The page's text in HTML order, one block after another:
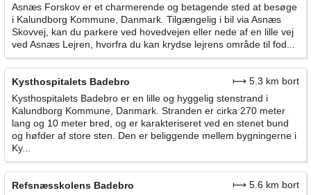
Asnæs Forskov er et charmerende og betagende sted at besøge
i Kalundborg Kommune, Danmark. Tilgængelig i bil via Asnæs
Skovvej, kan du parkere ved hovedvejen eller nede af en lille vej
ved Asnæs Lejren, hvorfra du kan krydse lejrens område til fod...
Kysthospitalets Badebro
⟼ 5.3 km bort
Kysthospitalets Badebro er en lille og hyggelig stenstrand i
Kalundborg Kommune, Danmark. Stranden er cirka 270 meter
lang og 10 meter bred, og er karakteriseret ved en stenet bund
og høfder af store sten. Den er beliggende mellem bygningerne i
Ky...
Refsnæsskolens Badebro
⟼ 5.6 km bort